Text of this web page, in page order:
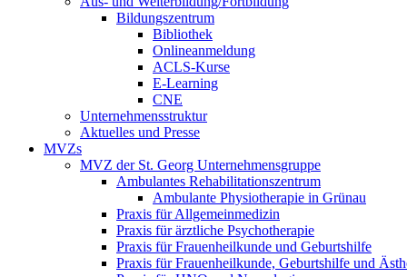
Bildungszentrum
Bibliothek
Onlineanmeldung
ACLS-Kurse
E-Learning
CNE
Unternehmensstruktur
Aktuelles und Presse
MVZs
MVZ der St. Georg Unternehmensgruppe
Ambulantes Rehabilitationszentrum
Ambulante Physiotherapie in Grünau
Praxis für Allgemeinmedizin
Praxis für ärztliche Psychotherapie
Praxis für Frauenheilkunde und Geburtshilfe
Praxis für Frauenheilkunde, Geburtshilfe und